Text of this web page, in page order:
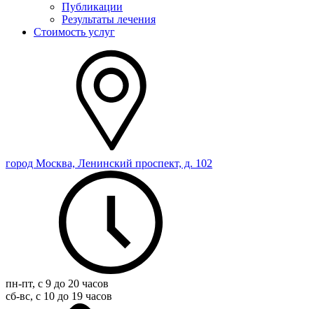
Публикации
Результаты лечения
Стоимость услуг
город Москва, Ленинский проспект, д. 102
пн-пт, с 9 до 20 часов
сб-вс, с 10 до 19 часов